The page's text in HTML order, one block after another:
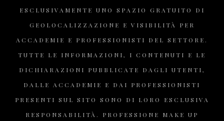
ESCLUSIVAMENTE UNO SPAZIO GRATUITO DI
GEOLOCALIZZAZIONE E VISIBILITÀ PER
ACCADEMIE E PROFESSIONISTI DEL SETTORE.
TUTTE LE INFORMAZIONI, I CONTENUTI E LE
DICHIARAZIONI PUBBLICATE DAGLI UTENTI,
DALLE ACCADEMIE E DAI PROFESSIONISTI
PRESENTI SUL SITO SONO DI LORO ESCLUSIVA
RESPONSABILITÀ. PROFESSIONE MAKE UP